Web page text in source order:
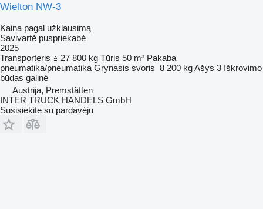
Wielton NW-3
Kaina pagal užklausimą
Savivartė puspriekabė
2025
Transporteris
27 800 kg Tūris 50 m³ Pakaba
pneumatika/pneumatika Grynasis svoris 8 200 kgAšys 3 Iškrovimo
būdas galinė
Austrija, Premstätten
INTER TRUCK HANDELS GmbH
Susisiekite su pardavėju